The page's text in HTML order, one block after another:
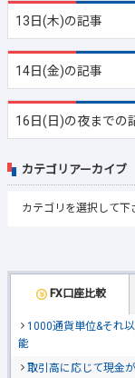
13日(木)の記事
14日(金)の記事
16日(日)の夜までの
FX口座比較
1000通貨単位&それ
能
取引高に応じて現金
カテゴリアーカイブ